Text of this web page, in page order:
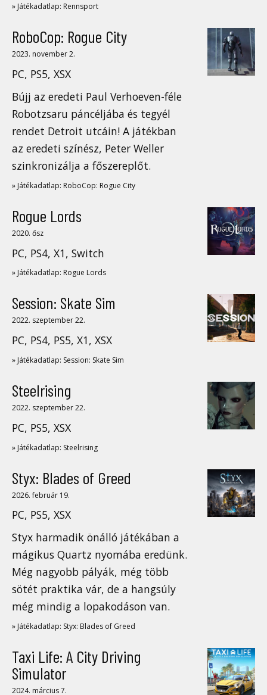
» Játékadatlap: Rennsport
RoboCop: Rogue City
2023. november 2.
PC, PS5, XSX
Bújj az eredeti Paul Verhoeven-féle
Robotzsaru páncéljába és tegyél
rendet Detroit utcáin! A játékban
az eredeti színész, Peter Weller
szinkronizálja a főszereplőt.
» Játékadatlap: RoboCop: Rogue City
Rogue Lords
2020. ősz
PC, PS4, X1, Switch
» Játékadatlap: Rogue Lords
Session: Skate Sim
2022. szeptember 22.
PC, PS4, PS5, X1, XSX
» Játékadatlap: Session: Skate Sim
Steelrising
2022. szeptember 22.
PC, PS5, XSX
» Játékadatlap: Steelrising
Styx: Blades of Greed
2026. február 19.
PC, PS5, XSX
Styx harmadik önálló játékában a
mágikus Quartz nyomába eredünk.
Még nagyobb pályák, még több
sötét praktika vár, de a hangsúly
még mindig a lopakodáson van.
» Játékadatlap: Styx: Blades of Greed
Taxi Life: A City Driving
Simulator
2024. március 7.